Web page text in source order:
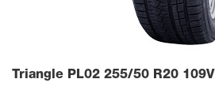
Triangle PL02 255/50 R20 109V